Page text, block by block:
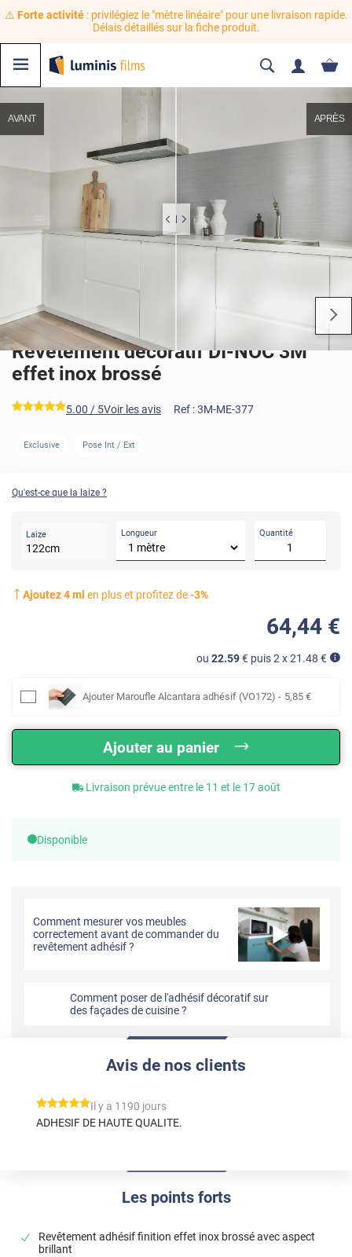
⚠️ Forte activité: privilégiez le "mètre linéaire" pour une livraison rapide.
Délais détaillés sur la fiche produit.
AVANT APRÈS
Revêtement décoratif DI-NOC 3M
effet inox brossé
*****
5.00 / 5Voir les avis Ref :3M-ME-377
Exclusive Pose Int / Ext
Qu'est-ce que la laize ?
Laize
122cm
Longueur Quantité
Ajoutez4ml en plus et profitez de-3%
64,44 €
ou 22.59€ puis 2 x21.48 €
Ajouter Maroufle Alcantara adhésif (VO172) - 5,85 €
Ajouter au panier
Livraison prévue entre le 11 et le 17 août
Disponible
Comment mesurer vos meubles
correctement avant de commander du
revêtement adhésif ?
Comment poser de l'adhésif décoratif sur
des façades de cuisine ?
Les points forts
Revêtement adhésif finition effet inox brossé avec aspect
brillant
Avis de nos clients
*****
Il y a 1190 jours
ADHESIF DE HAUTE QUALITE.